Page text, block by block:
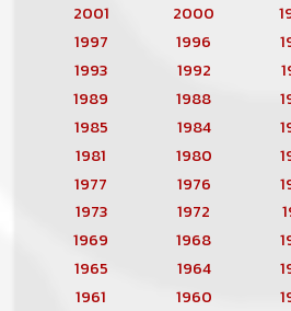
2001
2000
1997
1996
1993
1992
1989
1988
1985
1984
1981
1980
1977
1976
1973
1972
1969
1968
1965
1964
1961
1960